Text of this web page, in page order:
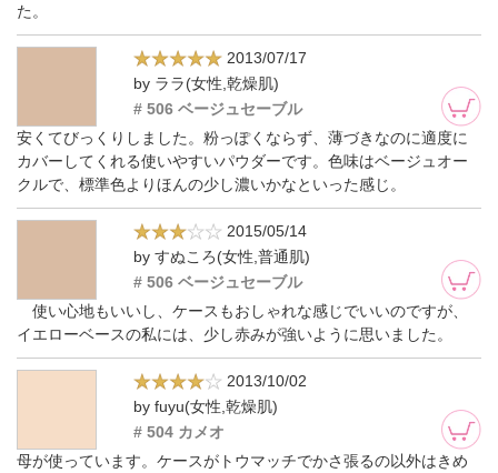
た。
2013/07/17
by ララ(女性,乾燥肌)
# 506 ベージュセーブル
安くてびっくりしました。粉っぽくならず、薄づきなのに適度に
カバーしてくれる使いやすいパウダーです。色味はベージュオー
クルで、標準色よりほんの少し濃いかなといった感じ。
2015/05/14
by すぬころ(女性,普通肌)
# 506 ベージュセーブル
使い心地もいいし、ケースもおしゃれな感じでいいのですが、
イエローベースの私には、少し赤みが強いように思いました。
2013/10/02
by fuyu(女性,乾燥肌)
# 504 カメオ
母が使っています。ケースがトウマッチでかさ張るの以外はきめ